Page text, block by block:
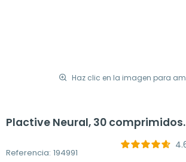
Haz clic en la imagen para
Plactive Neural, 30 comprimidos.
Referencia: 194991